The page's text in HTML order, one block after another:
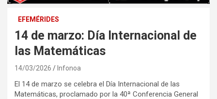
EFEMÉRIDES
14 de marzo: Día Internacional de
las Matemáticas
14/03/2026 Infonoa
El 14 de marzo se celebra el Día Internacional de las
Matemáticas, proclamado por la 40ª Conferencia General